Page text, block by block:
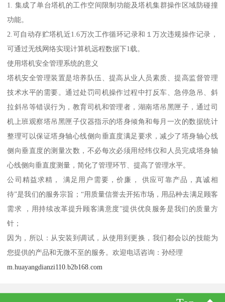
1. 集成了单台塔机的工作空间限制功能及塔机集群操作区域防碰撞
功能。
2.可自动存贮塔机近1.6万次工作循环记录和１万次违规操作记录，
可通过无线网络实现计算机远程数据下1载。
使用塔机安全管理系统的意义
塔机安全管理装置是培养队伍、提高从业人员素质、提高监督管理
技术水平的需要。通过处罚司机操作过程中打反车、急停急吊、斜
拉斜吊等错误行为，教育司机和管理者，湖南塔吊黑匣子，通过司
机上班观察塔吊黑匣子仪器指示的塔身倾角和每月一次的数据统计
整理可以保证塔身轴心线侧向垂直度满足要求，减少了塔身轴心线
侧向垂直度的测量次数，不必每次必须用经纬仪和人员完成塔身轴
心线侧向垂直度测量，简化了管理环节、提高了管理水平。
公司精益求精， 满足用户需要，价廉， 供应可靠产品，真诚相
待”是我们的服务宗旨；“用质量信誉去开拓市场，用品种去满足顾客
需求 ，用持续改革提升顾客满意度”提供优良服务是我们的质量方
针；
因为，所以：从安装到调试，从使用到更换，我们都会以的技能为
您提供的产品和无微不至的服务。欢迎电话咨询：孙经理
m.huayangdianzi110.b2b168.com